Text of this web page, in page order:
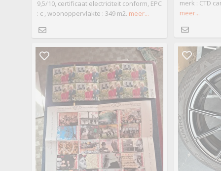
9,5/10, certificaat electriciteit conform, EPC
: c , woonoppervlakte : 349 m2. meer...
merk : CTD
meer...